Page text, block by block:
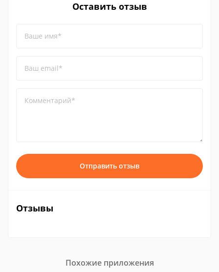
Оставить отзыв
Ваше имя*
Ваш email*
Комментарий*
Отправить отзыв
Отзывы
Похожие приложения